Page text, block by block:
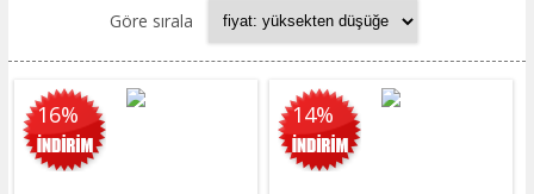
Göre sırala
16% 14%